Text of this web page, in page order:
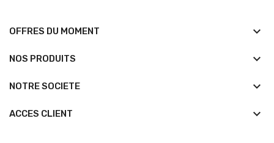
OFFRES DU MOMENT keyboard_arrow_down
NOS PRODUITS keyboard_arrow_down
NOTRE SOCIETE keyboard_arrow_down
ACCES CLIENT keyboard_arrow_down